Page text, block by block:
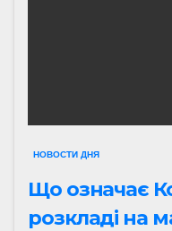
НОВОСТИ ДНЯ
Що означає
розкладі на